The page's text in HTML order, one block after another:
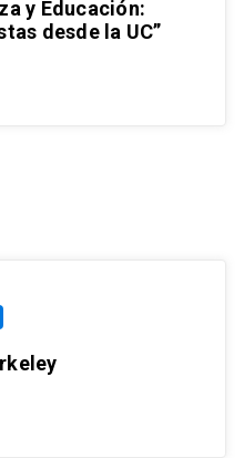
y Educación:
desde la UC”